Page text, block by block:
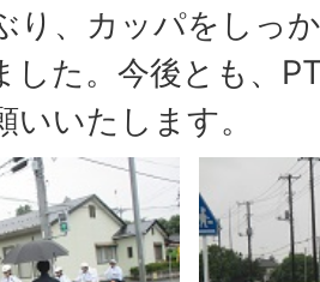
り、カッパをしっ
した。今後とも、
いいたします。